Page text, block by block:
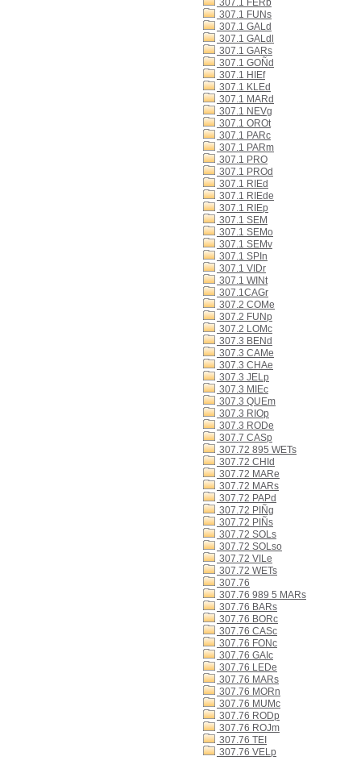
307.1 FERb
307.1 FUNs
307.1 GALd
307.1 GALdl
307.1 GARs
307.1 GOÑd
307.1 HIEf
307.1 KLEd
307.1 MARd
307.1 NEVg
307.1 OROt
307.1 PARc
307.1 PARm
307.1 PRO
307.1 PROd
307.1 RIEd
307.1 RIEde
307.1 RIEp
307.1 SEM
307.1 SEMo
307.1 SEMv
307.1 SPIn
307.1 VIDr
307.1 WINt
307.1CAGr
307.2 COMe
307.2 FUNp
307.2 LOMc
307.3 BENd
307.3 CAMe
307.3 CHAe
307.3 JELp
307.3 MIEc
307.3 QUEm
307.3 RIOp
307.3 RODe
307.7 CASp
307.72 895 WETs
307.72 CHId
307.72 MARe
307.72 MARs
307.72 PAPd
307.72 PIÑg
307.72 PIÑs
307.72 SOLs
307.72 SOLso
307.72 VILe
307.72 WETs
307.76
307.76 989 5 MARs
307.76 BARs
307.76 BORc
307.76 CASc
307.76 FONc
307.76 GAIc
307.76 LEDe
307.76 MARs
307.76 MORn
307.76 MUMc
307.76 RODp
307.76 ROJm
307.76 TEI
307.76 VELp